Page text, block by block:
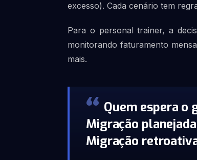
excesso). Cada cenário tem
Para o personal trainer, a
monitorando faturamento
mais.
Quem espera o
Migração
Migração